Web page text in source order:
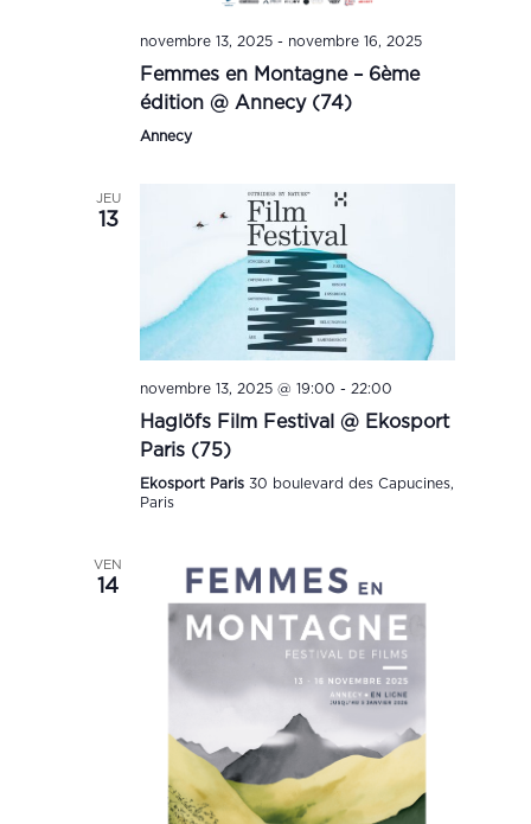
novembre 13, 2025 - novembre 16, 2025
Femmes en Montagne – 6ème
édition @ Annecy (74)
Annecy
JEU
13
novembre 13, 2025 @ 19:00 -22:00
Haglöfs Film Festival @ Ekosport
Paris (75)
Ekosport Paris30 boulevard des Capucines,
Paris
VEN
14